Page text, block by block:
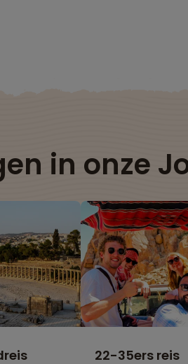
om Google Maps te
Wijzig je cookie-instellingen
in onze
22-35ers reis